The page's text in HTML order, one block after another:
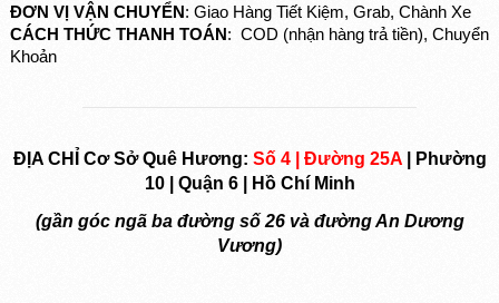
ĐƠN VỊ VẬN CHUYỂN: Giao Hàng Tiết Kiệm, Grab, Chành Xe
CÁCH THỨC THANH TOÁN: COD (nhận hàng trả tiền), Chuyển
Khoản
ĐỊA CHỈ Cơ Sở Quê Hương: Số 4 | Đường 25A| Phường
10 | Quận 6 | Hồ Chí Minh
(gần góc ngã ba đường số 26 và đường An Dương
Vương)